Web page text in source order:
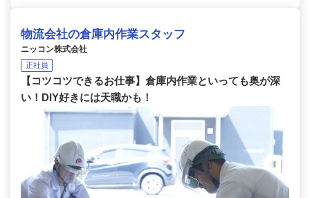
物流会社の倉庫内作業スタッフ
ニッコン株式会社
正社員
【コツコツできるお仕事】倉庫内作業といっても奥が深
い！DIY好きには天職かも！